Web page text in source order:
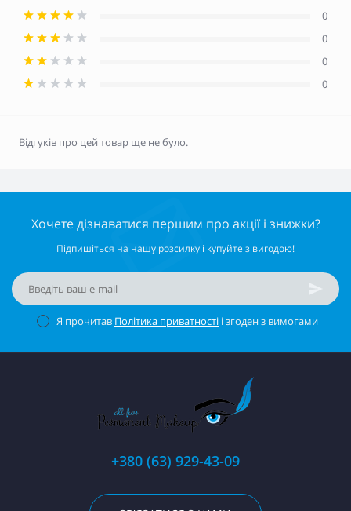
0
0
0
0
Відгуків про цей товар ще не було.
Хочете дізнаватися першим про акції і знижки?
Підпишіться на нашу розсилку і купуйте з вигодою!
Я прочитав Політика приватності і згоден з вимогами
+380 (63) 929-43-09